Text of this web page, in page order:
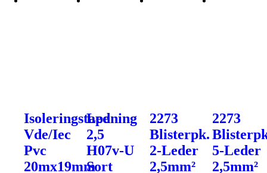
Isoleringstape
Vde/Iec
Pvc
20mx19mm
Ledning
2,5
H07v-U
Sort
2273
Blisterpk.
2-Leder
2,5mm²
2273
5-Leder
2,5mm²